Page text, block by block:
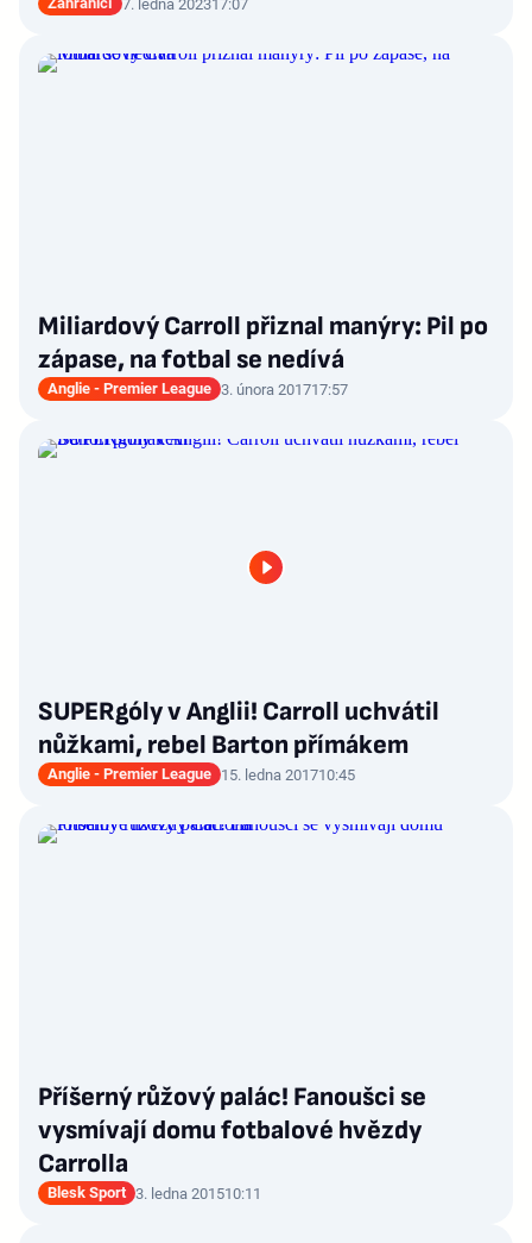
7. ledna 202317:07
Miliardový Carroll přiznal manýry: Pil po
zápase, na fotbal se nedívá
Anglie - Premier League 3. února 201717:57
SUPERgóly v Anglii! Carroll uchvátil
nůžkami, rebel Barton přímákem
Anglie - Premier League 15. ledna 201710:45
Příšerný růžový palác! Fanoušci se
vysmívají domu fotbalové hvězdy
Carrolla
Blesk Sport 3. ledna 201510:11